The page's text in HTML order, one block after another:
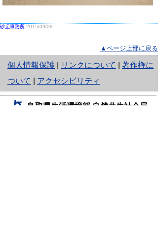
砂丘事務所 2015/09/28
▲ページ上部に戻る
個人情報保護
と
り
ネ
リンクについて
著作権に
ついて
アクセシビリティ
鳥取県生活環境部 自然共生社会局